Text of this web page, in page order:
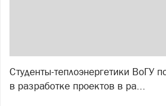
Студенты-теплоэнергетики ВоГУ
в разработке проектов в ра...